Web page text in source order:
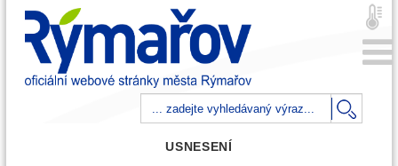
USNESENÍ